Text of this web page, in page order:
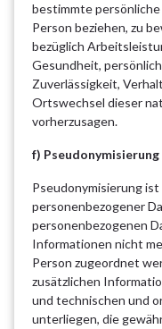
bestimmte
Person beziehen, zu
bezüglich
Gesundheit,
Zuverlässigkeit,
Ortswechsel dieser
vorherzusagen.
f) Pseudonymisierung
Pseudonymisierung
personenbezogener
personenbezogenen
Informationen nicht
Person zugeordnet
zusätzlichen
und technischen und
unterliegen, die